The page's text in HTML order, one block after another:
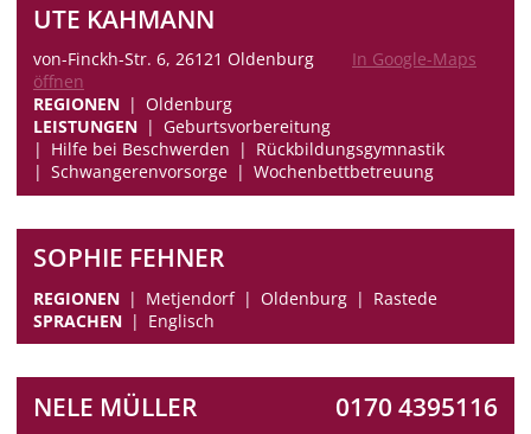
UTE KAHMANN
von-Finckh-Str. 6, 26121 Oldenburg
In Google-Maps
öffnen
REGIONEN
Oldenburg
LEISTUNGEN
Geburtsvorbereitung
Hilfe bei Beschwerden
Rückbildungsgymnastik
Schwangerenvorsorge
Wochenbettbetreuung
SOPHIE FEHNER
REGIONEN Metjendorf Oldenburg
Rastede
SPRACHEN
Englisch
NELE MÜLLER 0170 4395116